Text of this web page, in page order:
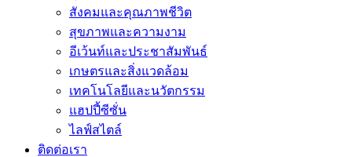
สังคมและคุณภาพชีวิต
สุขภาพและความงาม
อีเว้นท์และประชาสัมพันธ์
เกษตรและสิ่งแวดล้อม
เทคโนโลยีและนวัตกรรม
แฮปปี้ซีซั่น
ไลฟ์สไตล์
ติดต่อเรา